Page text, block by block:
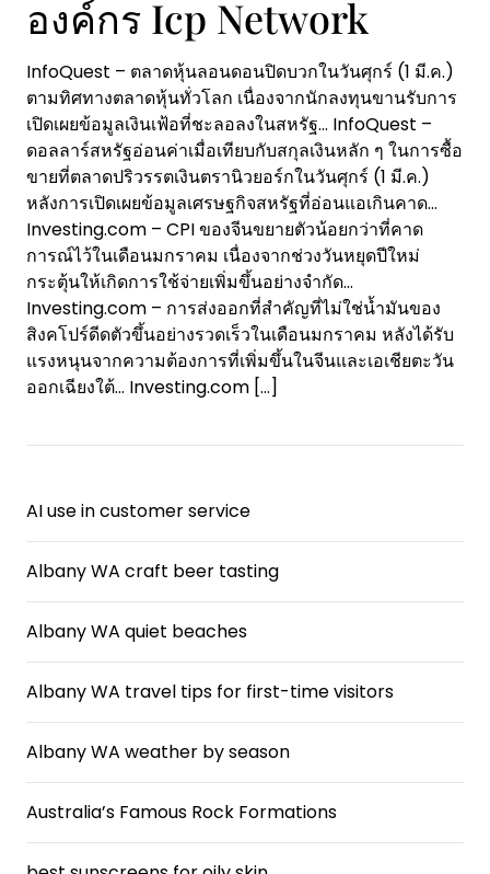
องค์กร Icp Network
InfoQuest – ตลาดหุ้นลอนดอนปิดบวกในวันศุกร์ (1 มี.ค.)
ตามทิศทางตลาดหุ้นทั่วโลก เนื่องจากนักลงทุนขานรับการ
เปิดเผยข้อมูลเงินเฟ้อที่ชะลอลงในสหรัฐ… InfoQuest –
ดอลลาร์สหรัฐอ่อนค่าเมื่อเทียบกับสกุลเงินหลัก ๆ ในการซื้อ
ขายที่ตลาดปริวรรตเงินตรานิวยอร์กในวันศุกร์ (1 มี.ค.)
หลังการเปิดเผยข้อมูลเศรษฐกิจสหรัฐที่อ่อนแอเกินคาด…
Investing.com – CPI ของจีนขยายตัวน้อยกว่าที่คาด
การณ์ไว้ในเดือนมกราคม เนื่องจากช่วงวันหยุดปีใหม่
กระตุ้นให้เกิดการใช้จ่ายเพิ่มขึ้นอย่างจำกัด…
Investing.com – การส่งออกที่สำคัญที่ไม่ใช่น้ำมันของ
สิงคโปร์ดีดตัวขึ้นอย่างรวดเร็วในเดือนมกราคม หลังได้รับ
แรงหนุนจากความต้องการที่เพิ่มขึ้นในจีนและเอเชียตะวัน
ออกเฉียงใต้… Investing.com […]
AI use in customer service
Albany WA craft beer tasting
Albany WA quiet beaches
Albany WA travel tips for first-time visitors
Albany WA weather by season
Australia’s Famous Rock Formations